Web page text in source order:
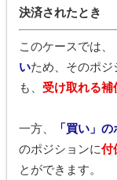
決済されたとき
このケースでは、
いため、そのポジ
も、 受け取れる補
一方、 「買い」
のポジションに付
とができます。